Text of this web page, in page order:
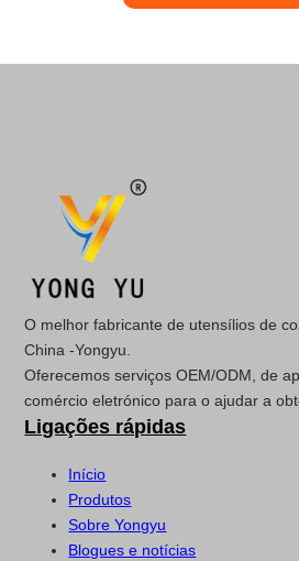
O melhor fabricante de utensílios de
China -Yongyu.
Oferecemos serviços OEM/ODM, de
comércio eletrónico para o ajudar a
Ligações rápidas
Início
Produtos
Sobre Yongyu
Blogues e notícias